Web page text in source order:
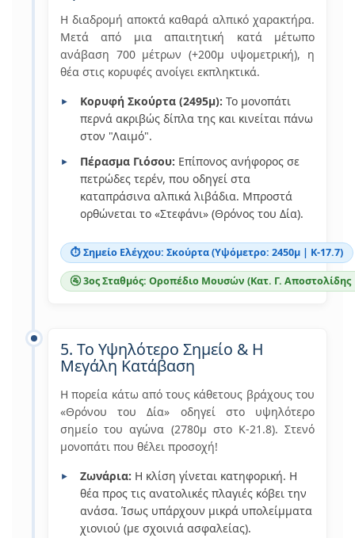
Η διαδρομή αποκτά καθαρά αλπικό χαρακτήρα.
Μετά από μια απαιτητική κατά μέτωπο
ανάβαση 700 μέτρων (+200μ υψομετρική), η
θέα στις κορυφές ανοίγει εκπληκτικά.
Κορυφή Σκούρτα (2495μ): Το μονοπάτι
περνά ακριβώς δίπλα της και κινείται πάνω
στον "Λαιμό".
Πέρασμα Γιόσου: Επίπονος ανήφορος σε
πετρώδες τερέν, που οδηγεί στα
καταπράσινα αλπικά λιβάδια. Μπροστά
ορθώνεται το «Στεφάνι» (Θρόνος του Δία).
⏱️ Σημείο Ελέγχου: Σκούρτα (Υψόμετρο: 2450μ | Κ-17.7)
🚰 3ος Σταθμός: Οροπέδιο Μουσών (Κατ. Γ.
5. Το Υψηλότερο Σημείο & Η
Μεγάλη Κατάβαση
Η πορεία κάτω από τους κάθετους βράχους του
«Θρόνου του Δία» οδηγεί στο υψηλότερο
σημείο του αγώνα (2780μ στο Κ-21.8). Στενό
μονοπάτι που θέλει προσοχή!
Ζωνάρια: Η κλίση γίνεται κατηφορική. Η
θέα προς τις ανατολικές πλαγιές κόβει την
ανάσα. Ίσως υπάρχουν μικρά υπολείμματα
χιονιού (με σχοινιά ασφαλείας).